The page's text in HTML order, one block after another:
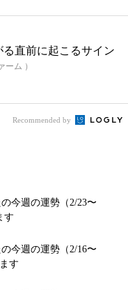
る直前に起こるサイン
ム ）
Recommended by
今週の運勢（2/23〜
す
今週の運勢（2/16〜
す